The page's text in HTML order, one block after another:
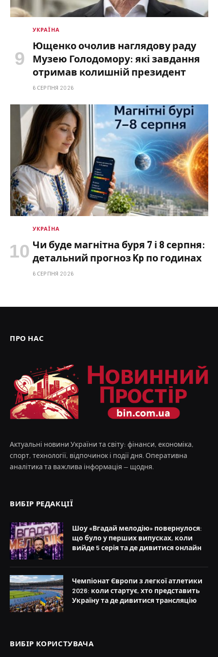
УКРАЇНА
Ющенко очолив наглядову раду
Музею Голодомору: які завдання
отримав колишній президент
6 СЕРПНЯ 2026
УКРАЇНА
Чи буде магнітна буря 7 і 8 серпня:
детальний прогноз Kp по годинах
6 СЕРПНЯ 2026
ПРО НАС
Актуальні новини України та світу: фінанси, економіка,
спорт, технології, відпочинок і події дня. Оперативна
аналітика та важлива інформація — щодня.
ВИБІР РЕДАКЦІЇ
Шоу «Вгадай мелодію» повернулося:
що було у перших випусках, коли
вийде 5 серія та де дивитися онлайн
Чемпіонат Європи з легкої атлетики
2026: коли стартує, хто представить
Україну та де дивитися трансляцію
ВИБІР КОРИСТУВАЧА